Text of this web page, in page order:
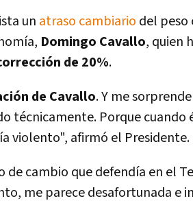
un atraso cambiario del peso
Domingo Cavallo, quien
de 20%.
de Cavallo. Y me
técnicamente. Porque cuando
violento", afirmó el Presidente.
cambio que defendía en el
me parece desafortunada e